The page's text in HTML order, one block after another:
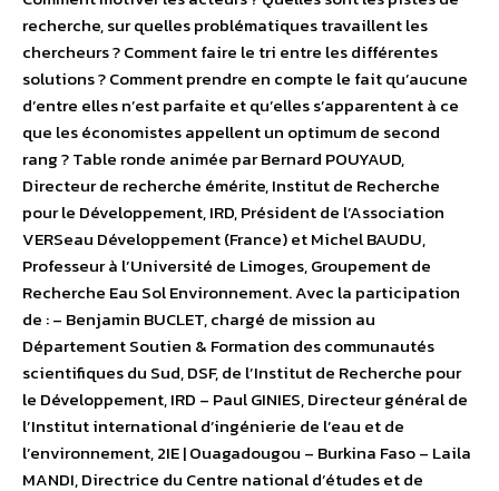
recherche, sur quelles problématiques travaillent les
chercheurs ? Comment faire le tri entre les différentes
solutions ? Comment prendre en compte le fait qu’aucune
d’entre elles n’est parfaite et qu’elles s’apparentent à ce
que les économistes appellent un optimum de second
rang ? Table ronde animée par Bernard POUYAUD,
Directeur de recherche émérite, Institut de Recherche
pour le Développement, IRD, Président de l’Association
VERSeau Développement (France) et Michel BAUDU,
Professeur à l’Université de Limoges, Groupement de
Recherche Eau Sol Environnement. Avec la participation
de : – Benjamin BUCLET, chargé de mission au
Département Soutien & Formation des communautés
scientifiques du Sud, DSF, de l’Institut de Recherche pour
le Développement, IRD – Paul GINIES, Directeur général de
l’Institut international d’ingénierie de l’eau et de
l’environnement, 2IE | Ouagadougou – Burkina Faso – Laila
MANDI, Directrice du Centre national d’études et de